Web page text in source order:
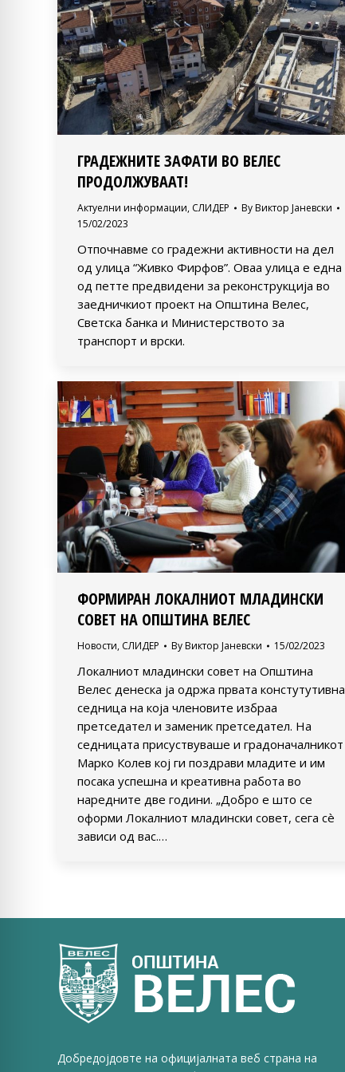
ГРАДЕЖНИТЕ ЗАФАТИ ВО ВЕЛЕС
ПРОДОЛЖУВААТ!
Актуелни информации, СЛИДЕР By Виктор Јаневски
15/02/2023
Отпочнавме со градежни активности на дел
од улица “Живко Фирфов”. Оваа улица е една
од петте предвидени за реконструкција во
заедничкиот проект на Општина Велес,
Светска банка и Министерството за
транспорт и врски.
ФОРМИРАН ЛОКАЛНИОТ МЛАДИНСКИ
СОВЕТ НА ОПШТИНА ВЕЛЕС
Новости, СЛИДЕР By Виктор Јаневски 15/02/2023
Локалниот младински совет на Општина
Велес денеска ја одржа првата констутутивна
седница на која членовите избраа
претседател и заменик претседател. На
седницата присуствуваше и градоначалникот
Марко Колев кој ги поздрави младите и им
посака успешна и креативна работа во
наредните две години. „Добро е што се
оформи Локалниот младински совет, сега сè
зависи од вас.…
Добредојдовте на официјалната веб страна на